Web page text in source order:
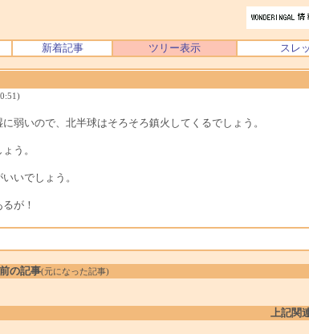
新着記事 ツリー表示 スレ
弱いので、北半球はそろそろ鎮火してくるでしょう。
う。
いでしょう。
が！
前の記事(元になった記事)
上記関